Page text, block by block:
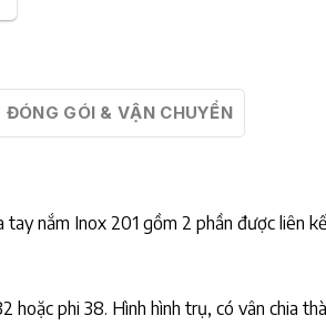
ĐÓNG GÓI & VẬN CHUYỂN
tay nắm Inox 201 gồm 2 phần được liên
hoặc phi 38. Hình hình trụ, có vân chia